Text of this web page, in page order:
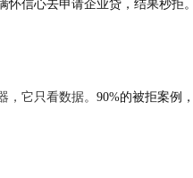
怀信心去申请企业贷，结果秒拒
，它只看数据。 90%的被拒案例